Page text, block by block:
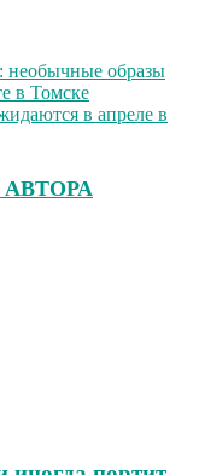
необычные образы
в Томске
в апреле в